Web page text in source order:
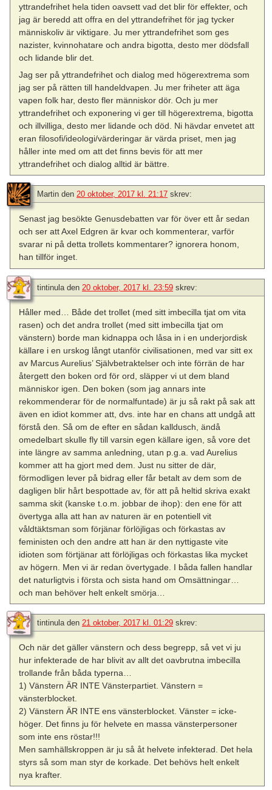
yttrandefrihet hela tiden oavsett vad det blir för effekter, och
jag är beredd att offra en del yttrandefrihet för jag tycker
människoliv är viktigare. Ju mer yttrandefrihet som ges
nazister, kvinnohatare och andra bigotta, desto mer dödsfall
och lidande blir det.
Jag ser på yttrandefrihet och dialog med högerextrema som
jag ser på rätten till handeldvapen. Ju mer friheter att äga
vapen folk har, desto fler människor dör. Och ju mer
yttrandefrihet och exponering vi ger till högerextrema, bigotta
och illvilliga, desto mer lidande och död. Ni hävdar envetet att
eran filosofi/ideologi/värderingar är värda priset, men jag
håller inte med om att det finns bevis för att mer
yttrandefrihet och dialog alltid är bättre.
Martin den 20 oktober, 2017 kl. 21:17 skrev:
Senast jag besökte Genusdebatten var för över ett år sedan
och ser att Axel Edgren är kvar och kommenterar, varför
svarar ni på detta trollets kommentarer? ignorera honom,
han tillför inget.
tintinula den 20 oktober, 2017 kl. 23:59 skrev:
Håller med… Både det trollet (med sitt imbecilla tjat om vita
rasen) och det andra trollet (med sitt imbecilla tjat om
vänstern) borde man kidnappa och låsa in i en underjordisk
källare i en urskog långt utanför civilisationen, med var sitt ex
av Marcus Aurelius’ Självbetraktelser och inte förrän de har
återgett den boken ord för ord, släpper vi ut dem bland
människor igen. Den boken (som jag annars inte
rekommenderar för de normalfuntade) är ju så rakt på sak att
även en idiot kommer att, dvs. inte har en chans att undgå att
förstå den. Så om de efter en sådan kalldusch, ändå
omedelbart skulle fly till varsin egen källare igen, så vore det
inte längre av samma anledning, utan p.g.a. vad Aurelius
kommer att ha gjort med dem. Just nu sitter de där,
förmodligen lever på bidrag eller får betalt av dem som de
dagligen blir hårt bespottade av, för att på heltid skriva exakt
samma skit (kanske t.o.m. jobbar de ihop): den ene för att
övertyga alla att han av naturen är en potentiell vit
våldtäktsman som förjänar förlöjligas och förkastas av
feministen och den andre att han är den nyttigaste vite
idioten som förtjänar att förlöjligas och förkastas lika mycket
av högern. Men vi är redan övertygade. I båda fallen handlar
det naturligtvis i första och sista hand om Omsättningar…
och man behöver helt enkelt smörja…
tintinula den 21 oktober, 2017 kl. 01:29 skrev:
Och när det gäller vänstern och dess begrepp, så vet vi ju
hur infekterade de har blivit av allt det oavbrutna imbecilla
trollande från båda typerna…
1) Vänstern ÄR INTE Vänsterpartiet. Vänstern =
vänsterblocket.
2) Vänstern ÄR INTE ens vänsterblocket. Vänster = icke-
höger. Det finns ju för helvete en massa vänsterpersoner
som inte ens röstar!!!
Men samhällskroppen är ju så åt helvete infekterad. Det hela
styrs så som man styr de korkade. Det behövs helt enkelt
nya krafter.